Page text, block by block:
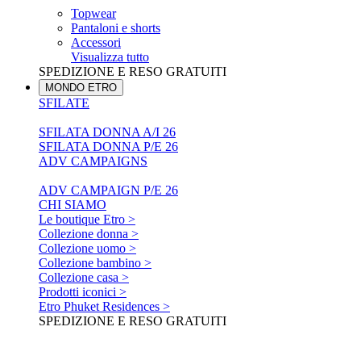
Topwear
Pantaloni e shorts
Accessori
Visualizza tutto
SPEDIZIONE E RESO GRATUITI
MONDO ETRO
SFILATE
SFILATA DONNA A/I 26
SFILATA DONNA P/E 26
ADV CAMPAIGNS
ADV CAMPAIGN P/E 26
CHI SIAMO
Le boutique Etro >
Collezione donna >
Collezione uomo >
Collezione bambino >
Collezione casa >
Prodotti iconici >
Etro Phuket Residences >
SPEDIZIONE E RESO GRATUITI